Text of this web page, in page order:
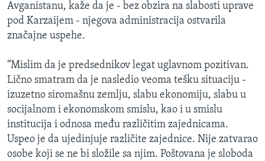
Avganistanu, kaže da je - bez obzira na slabosti uprave
pod Karzaijem - njegova administracija ostvarila
značajne uspehe.
“Mislim da je predsednikov legat uglavnom pozitivan.
Lično smatram da je nasledio veoma tešku situaciju -
izuzetno siromašnu zemlju, slabu ekonomiju, slabu u
socijalnom i ekonomskom smislu, kao i u smislu
institucija i odnosa među različitim zajednicama.
Uspeo je da ujedinjuje različite zajednice. Nije zatvarao
osobe koji se ne bi složile sa njim. Poštovana je sloboda